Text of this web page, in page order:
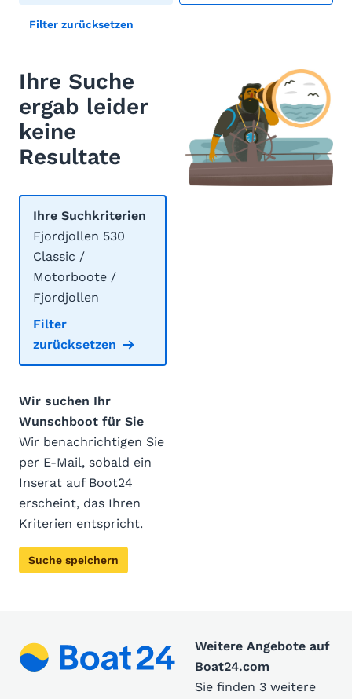
Filter zurücksetzen
Ihre Suche
ergab leider
keine
Resultate
Ihre Suchkriterien
Fjordjollen 530
Classic /
Motorboote /
Fjordjollen
Filter
zurücksetzen
Wir suchen Ihr
Wunschboot für Sie
Wir benachrichtigen Sie
per E-Mail, sobald ein
Inserat auf Boot24
erscheint, das Ihren
Kriterien entspricht.
Suche speichern
Weitere Angebote auf
Boat24.com
Sie finden 3 weitere